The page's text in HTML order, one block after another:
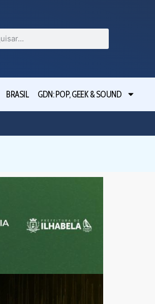
BRASIL GDN: POP, GEEK & SOUND